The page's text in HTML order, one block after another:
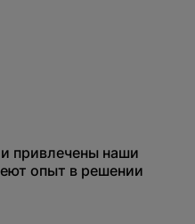
привлечены наши
опыт в решении